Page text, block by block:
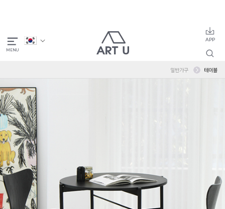
일반가구 테이블